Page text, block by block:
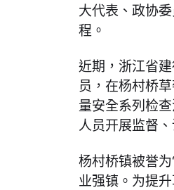
大代表、政协
程。
近期，浙江省
员，在杨村桥
量安全系列检
人员开展监督
杨村桥镇被誉
业强镇。为提